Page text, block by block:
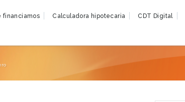
financiamos Calculadora hipotecaria CDT Digital